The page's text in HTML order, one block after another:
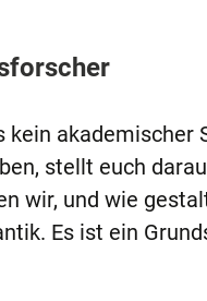
kein
stellt euch
wir, und wie
Es ist ein